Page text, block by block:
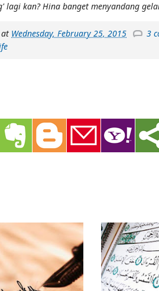
lagi kan? Hina banget menyandang
at Wednesday, February 25, 2015
3